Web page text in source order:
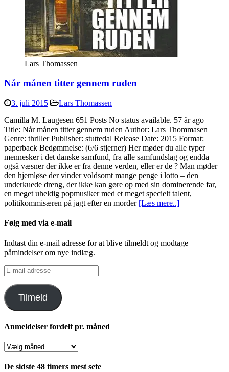
Lars Thomassen
Når månen titter gennem ruden
3. juli 2015
Lars Thomassen
Camilla M. Laugesen 651 Posts No status available. 57 år ago
Title: Når månen titter gennem ruden Author: Lars Thommasen
Genre: thriller Publisher: stuttedal Release Date: 2015 Format:
paperback Bedømmelse: (6/6 stjerner) Her møder du alle typer
mennesker i det danske samfund, fra alle samfundslag og endda
også væsner der ikke er fra denne verden, eller er de ? Man møder
den hjemløse der vinder voldsomt mange penge i lotto – den
underkuede dreng, der ikke kan gøre op med sin dominerende far,
en meget uheldig popmusiker med et meget specielt talent,
politikommisæren på jagt efter en morder [Læs mere..]
Følg med via e-mail
Indtast din e-mail adresse for at blive tilmeldt og modtage
påmindelser om nye indlæg.
E-
mail-
adresse
Tilmeld
Anmeldelser fordelt pr. måned
Anmeldelser
pr.
De sidste 48 timers mest sete